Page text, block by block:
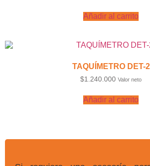
Añadir al carrito
TAQUÍMETRO DET-2
$1.240.000 Valor neto
Añadir al carrito